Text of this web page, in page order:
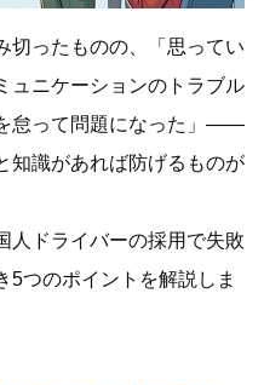
切ったものの、「思ってい
ュニケーションのトラブル
怠って問題になった」——
知識があれば防げるものが
人ドライバーの採用で失敗
5つのポイントを解説しま